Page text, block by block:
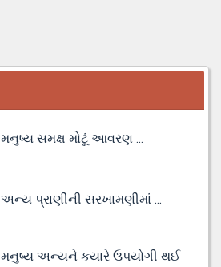
મનુષ્ય સમક્ષ મોટૂં આવરણ ...
અન્ય પ્રાણીની સરખામણીમાં ...
મનુષ્ય અન્યને કયારે ઉપયોગી થઈ